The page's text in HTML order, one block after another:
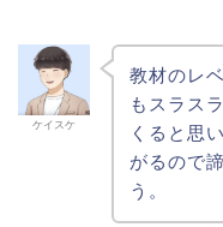
ケイスケ
教材のレ
もスラス
くると思
がるので
う。